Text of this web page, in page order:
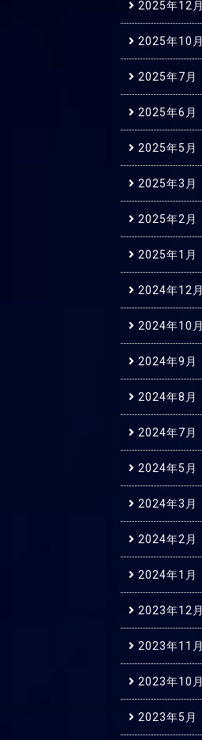
2025年12月
2025年10月
2025年7月
2025年6月
2025年5月
2025年3月
2025年2月
2025年1月
2024年12月
2024年10月
2024年9月
2024年8月
2024年7月
2024年5月
2024年3月
2024年2月
2024年1月
2023年12月
2023年11月
2023年10月
2023年5月